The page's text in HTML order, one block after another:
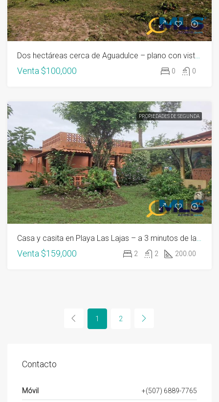
Dos hectáreas cerca de Aguadulce – plano con vista, pozo y electricitad
Venta $100,000 0 0
PROPIEDADES DE SEGUNDA
Casa y casita en Playa Las Lajas – a 3 minutos de la playa!
Venta $159,000 2 2 200.00
1 2
Contacto
Móvil +(507) 6889-7765